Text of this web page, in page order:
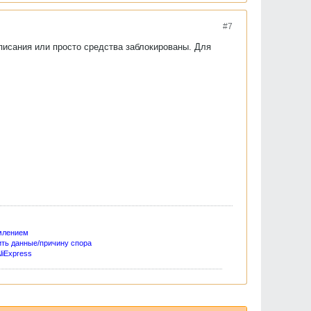
#7
или просто средства заблокированы. Для
данные/причину спора